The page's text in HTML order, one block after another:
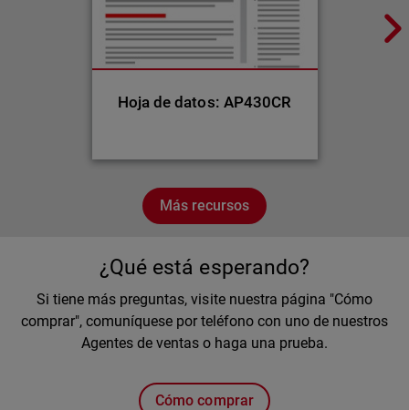
Hoja de datos: AP430CR
Más recursos
¿Qué está esperando?
Si tiene más preguntas, visite nuestra página "Cómo
comprar", comuníquese por teléfono con uno de nuestros
Agentes de ventas o haga una prueba.
Cómo comprar